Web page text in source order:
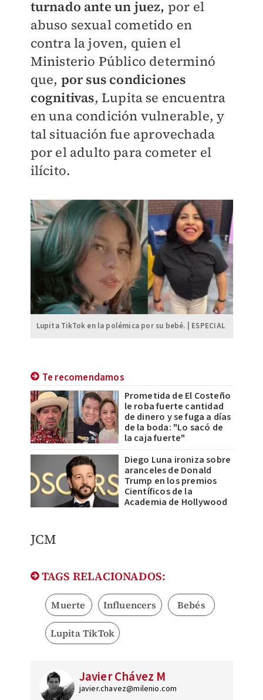
turnado ante un juez, por el
abuso sexual cometido en
contra la joven, quien el
Ministerio Público determinó
que, por sus condiciones
cognitivas, Lupita se encuentra
en una condición vulnerable, y
tal situación fue aprovechada
por el adulto para cometer el
ilícito.
Lupita TikTok en la polémica por su bebé. | ESPECIAL
Te recomendamos
Prometida de El Costeño
le roba fuerte cantidad
de dinero y se fuga a días
de la boda: "Lo sacó de
la caja fuerte"
Diego Luna ironiza sobre
aranceles de Donald
Trump en los premios
Científicos de la
Academia de Hollywood
JCM
TAGS RELACIONADOS:
Muerte Influencers Bebés
Lupita TikTok
Javier Chávez M
javier.chavez@milenio.com